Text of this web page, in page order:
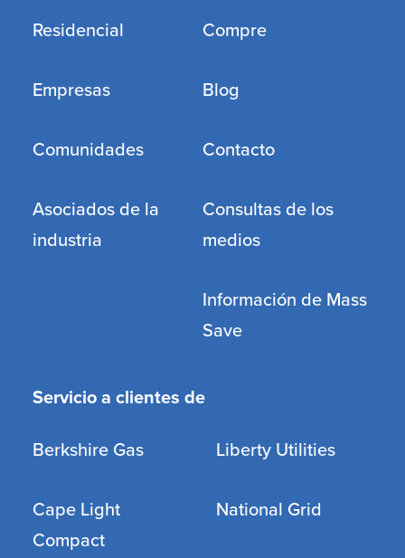
Residencial
Empresas
Comunidades
Asociados de la
industria
Compre
Blog
Contacto
Consultas de los
medios
Información de Mass
Save
Servicio a clientes de
Berkshire Gas
Cape Light
Compact
Liberty Utilities
National Grid